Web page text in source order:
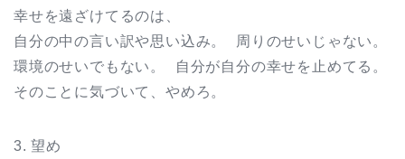
幸せを遠ざけてるのは、
自分の中の言い訳や思い込み。 周りのせいじゃない。
環境のせいでもない。 自分が自分の幸せを止めてる。
そのことに気づいて、やめろ。
3. 望め